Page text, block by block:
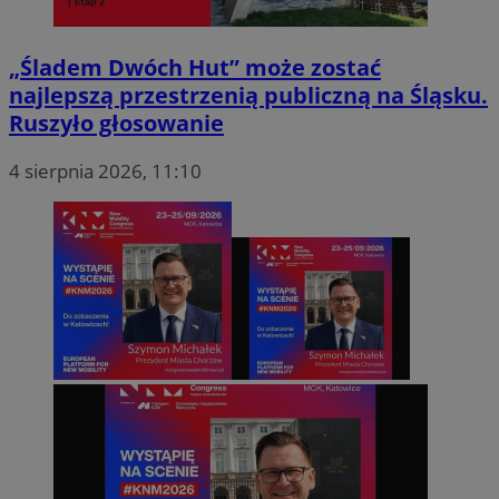
„Śladem Dwóch Hut” może zostać
najlepszą przestrzenią publiczną na Śląsku.
Ruszyło głosowanie
4 sierpnia 2026, 11:10
kontem. Bez niezbędnych plików cookie nie można prawidłowo
Nazwa Provider/Domena
QeSessID
SessID mojchorzow.pl
CookieScriptConsent
CookieScript
mojchorzow.pl